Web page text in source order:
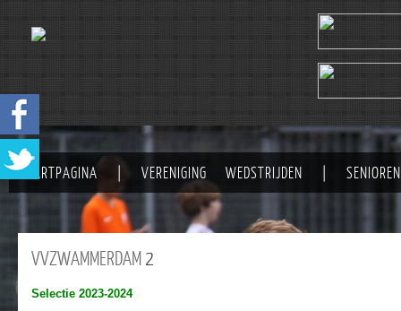
STARTPAGINA VERENIGING WEDSTRIJDEN SENIOREN
VVZWAMMERDAM2
Selectie 2023-2024